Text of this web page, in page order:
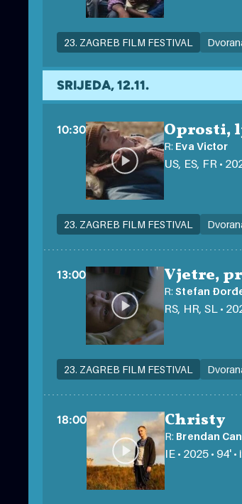
23. ZAGREB FILM FESTIVAL
SRIJEDA, 12.11.
10:30 Oprosti,
R: Eva Victor
US, ES, FR •
23. ZAGREB FILM FESTIVAL
13:00 Vjetre,
R:Stefan
RS, HR, SL •
23. ZAGREB FILM FESTIVAL
18:00 Christy
R: Brendan
IE • 2025 • 94'